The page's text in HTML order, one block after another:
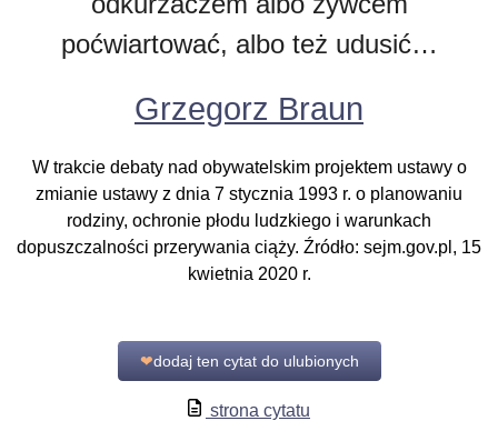
poćwiartować, albo też udusić…
Grzegorz Braun
W trakcie debaty nad obywatelskim projektem ustawy o
zmianie ustawy z dnia 7 stycznia 1993 r. o planowaniu
rodziny, ochronie płodu ludzkiego i warunkach
dopuszczalności przerywania ciąży. Źródło: sejm.gov.pl, 15
kwietnia 2020 r.
❤dodaj ten cytat do ulubionych
strona cytatu